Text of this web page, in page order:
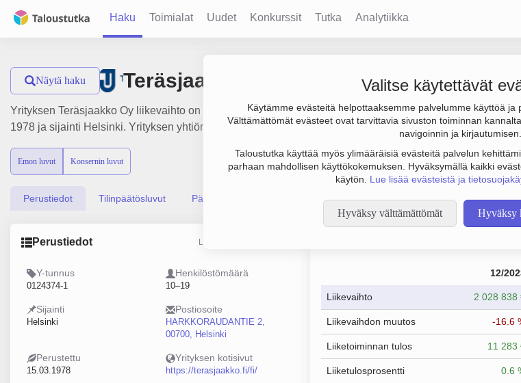
Haku Toimialat Uudet Konkurssit Tutka Analytiikka
Valitse käytettävät
Käytämme evästeitä helpottaaksemme palvelumme käyttöä ja
Välttämättömät evästeet ovat tarvittavia sivuston toiminnan
navigoinnin ja kirjautumisen.
Taloustutka käyttää myös ylimääräisiä evästeitä palvelun
parhaan mahdollisen käyttökokemuksen. Hyväksymällä kaikki
käytön. Lue lisää evästeistä ja
Hyväksy välttämättömät Hyväksy
Näytä haku Teräsjaakko Oy
Yrityksen Teräsjaakko Oy liikevaihto on 2.2 milj. € ja tulos 239 000 €. Sen päätoimiala on
1978 ja sijainti Helsinki. Yrityksen yhtiömuoto Osakeyhtiö (OY).
Emon luvut Konsernin luvut
Perustiedot Tilinpäätösluvut Päättäjätiedot
Perustiedot Lähde: YTJ, PRH, Traficom
Y-tunnus
0124374-1
Henkilöstömäärä
10–19
Sijainti
Helsinki
Postiosoite
HARKKORAUDANTIE 2,
00700, Helsinki
Perustettu
15.03.1978
Yrityksen kotisivut
https://terasjaakko.fi/fi/
12/
Liikevaihto 2 028 838
Liikevaihdon muutos -16.6
Liiketoiminnan tulos 11 283
Liiketulosprosentti 0.6